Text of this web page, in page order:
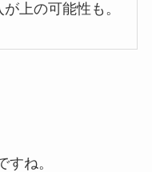
が上の可能性も。
ね。